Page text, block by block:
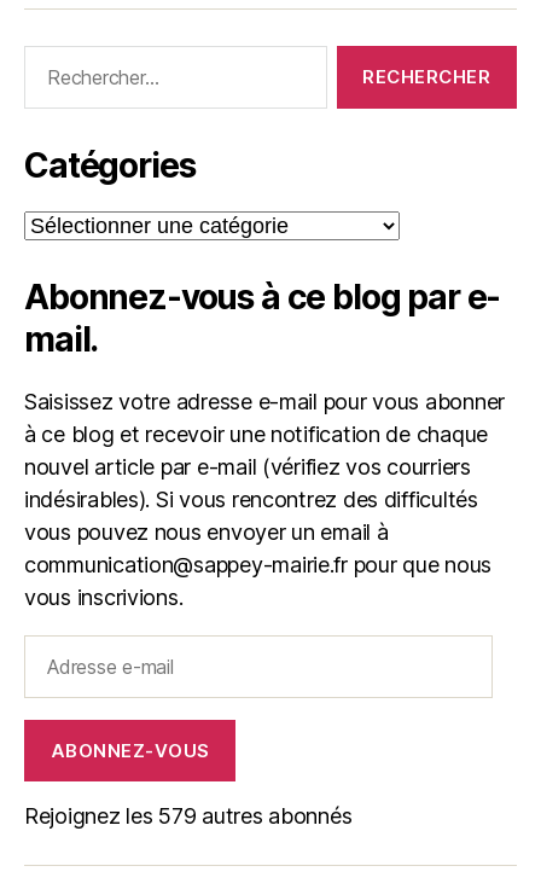
Catégories
Catégories
Abonnez-vous à ce blog par e-
mail.
Saisissez votre adresse e-mail pour vous abonner
à ce blog et recevoir une notification de chaque
nouvel article par e-mail (vérifiez vos courriers
indésirables). Si vous rencontrez des difficultés
vous pouvez nous envoyer un email à
communication@sappey-mairie.fr pour que nous
vous inscrivions.
ABONNEZ-VOUS
Rejoignez les 579 autres abonnés